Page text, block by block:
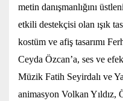
metin danışmanlığını
etkili destekçisi olan ışık
kostüm ve afiş tasarımı
Ceyda Özcan’a, ses ve
Müzik Fatih Seyirdalı ve
animasyon Volkan Yıldız,